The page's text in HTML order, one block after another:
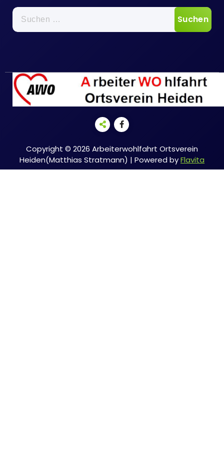
Suche
nach:
Copyright © 2026 Arbeiterwohlfahrt Ortsverein
Heiden(Matthias Stratmann) | Powered byFlavita